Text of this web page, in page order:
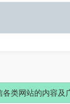
各类网站的内容及